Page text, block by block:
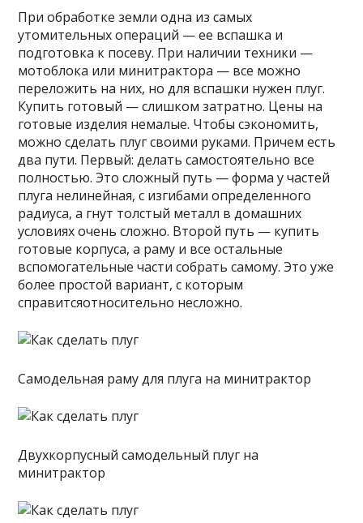
При обработке земли одна из самых
утомительных операций — ее вспашка и
подготовка к посеву. При наличии техники —
мотоблока или минитрактора — все можно
переложить на них, но для вспашки нужен плуг.
Купить готовый — слишком затратно. Цены на
готовые изделия немалые. Чтобы сэкономить,
можно сделать плуг своими руками. Причем есть
два пути. Первый: делать самостоятельно все
полностью. Это сложный путь — форма у частей
плуга нелинейная, с изгибами определенного
радиуса, а гнут толстый металл в домашних
условиях очень сложно. Второй путь — купить
готовые корпуса, а раму и все остальные
вспомогательные части собрать самому. Это уже
более простой вариант, с которым
справитсяотносительно несложно.
Самодельная раму для плуга на минитрактор
Двухкорпусный самодельный плуг на
минитрактор